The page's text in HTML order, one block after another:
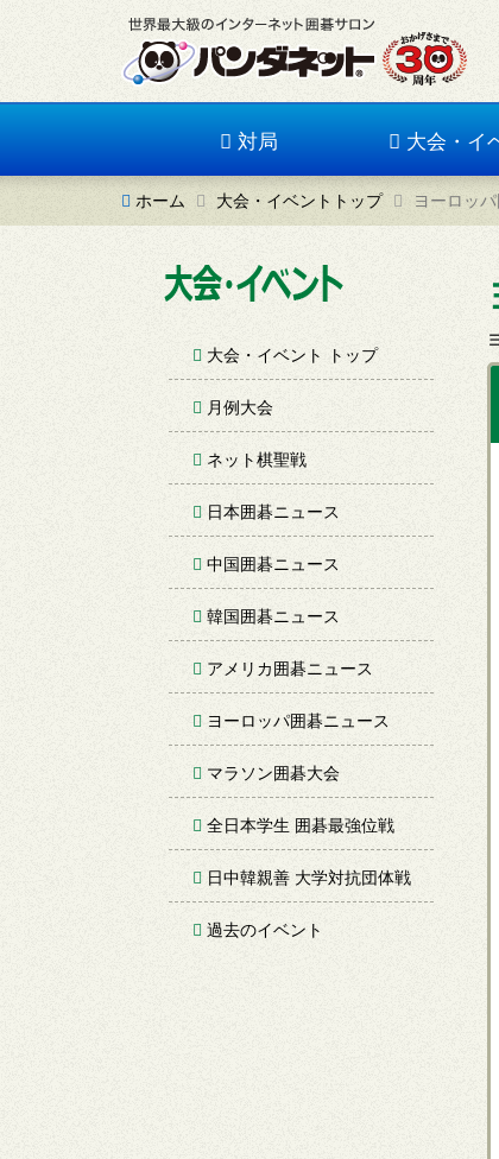
対局 大会・イ
ホーム 大会・イベントトップ ヨーロッ
大会・イベント トップ
月例大会
ネット棋聖戦
日本囲碁ニュース
中国囲碁ニュース
韓国囲碁ニュース
アメリカ囲碁ニュース
ヨーロッパ囲碁ニュース
マラソン囲碁大会
全日本学生 囲碁最強位戦
日中韓親善 大学対抗団体戦
過去のイベント